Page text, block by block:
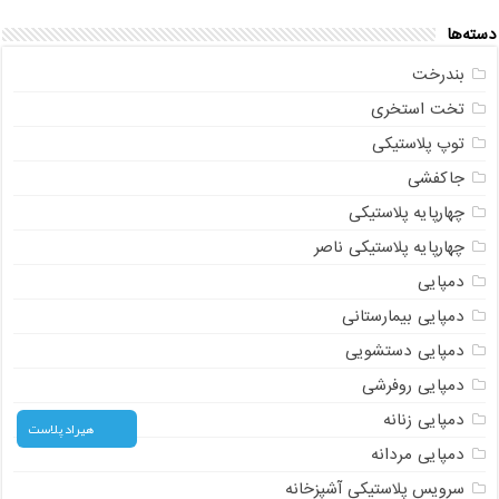
دسته‌ها
بندرخت
تخت استخری
توپ پلاستیکی
جاکفشی
چهارپایه پلاستیکی
چهارپایه پلاستیکی ناصر
دمپایی
دمپایی بیمارستانی
دمپایی دستشویی
دمپایی روفرشی
دمپایی زنانه
دمپایی مردانه
سرویس پلاستیکی آشپزخانه
هیراد پلاست